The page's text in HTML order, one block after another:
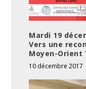
Mardi 19
Vers une
Moyen-Orient
10 décembre 2017